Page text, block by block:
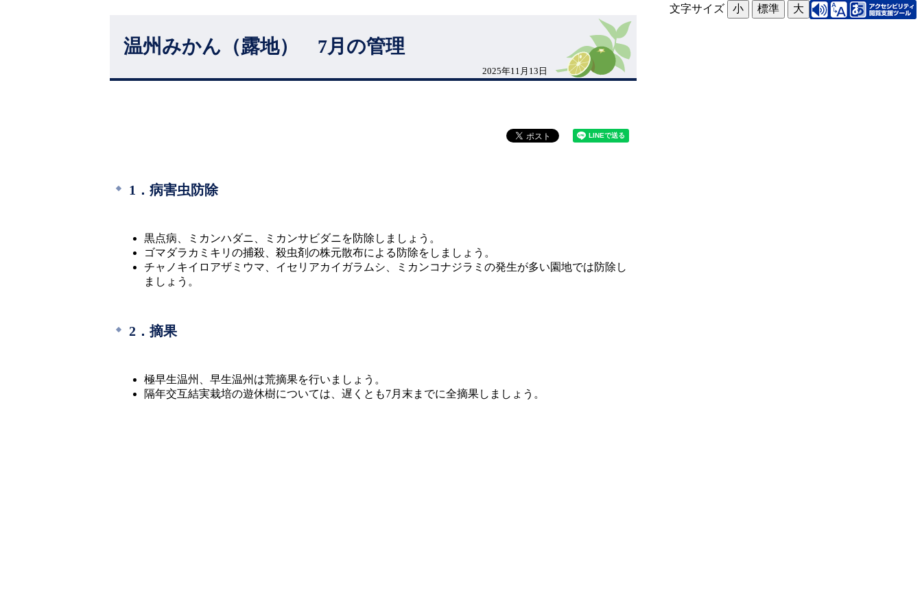
文字サイズ 小 標準 大
温州みかん（露地） 7月の管理
2025年11月13日
1．病害虫防除
黒点病、ミカンハダニ、ミカンサビダニを防除しましょう。
ゴマダラカミキリの捕殺、殺虫剤の株元散布による防除をしましょう。
チャノキイロアザミウマ、イセリアカイガラムシ、ミカンコナジラミの発生が多い園地では防除し
ましょう。
2．摘果
極早生温州、早生温州は荒摘果を行いましょう。
隔年交互結実栽培の遊休樹については、遅くとも7月末までに全摘果しましょう。